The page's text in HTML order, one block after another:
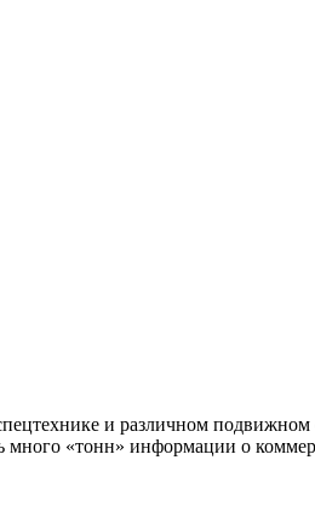
и различном
«тонн» информации о